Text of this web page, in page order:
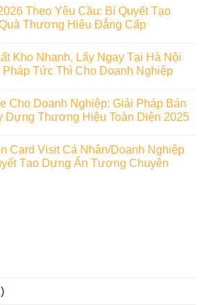
Theo Yêu Cầu: Bí Quyết Tạo
Thương Hiệu Đẳng Cấp
Kho Nhanh, Lấy Ngay Tại Hà Nội
Pháp Tức Thì Cho Doanh Nghiệp
Cho Doanh Nghiệp: Giải Pháp Bán
Dựng Thương Hiệu Toàn Diện 2025
Card Visit Cá Nhân/Doanh Nghiệp
Tạo Dựng Ấn Tượng Chuyên